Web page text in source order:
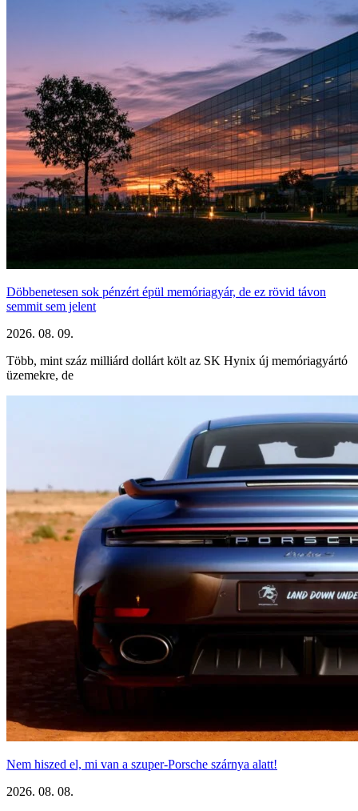
Döbbenetesen sok pénzért épül memóriagyár, de ez rövid távon
semmit sem jelent
2026. 08. 09.
Több, mint száz milliárd dollárt költ az SK Hynix új memóriagyártó
üzemekre, de
Nem hiszed el, mi van a szuper-Porsche szárnya alatt!
2026. 08. 08.